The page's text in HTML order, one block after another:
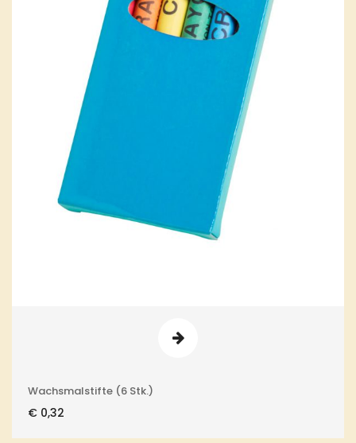
Wachsmalstifte (6 Stk.)
€ 0,32